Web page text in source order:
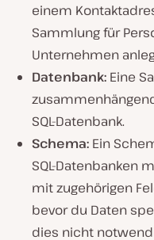
einem
Sammlung für
Unternehmen
Datenbank: Eine
SQL-Datenbank.
Schema: Ein
SQL-Datenbanken
mit zugehörigen
bevor du Daten
dies nicht